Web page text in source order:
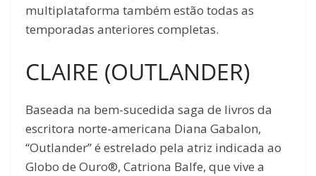
multiplataforma também estão todas as
temporadas anteriores completas.
CLAIRE (OUTLANDER)
Baseada na bem-sucedida saga de livros da
escritora norte-americana Diana Gabalon,
“Outlander” é estrelado pela atriz indicada ao
Globo de Ouro®, Catriona Balfe, que vive a